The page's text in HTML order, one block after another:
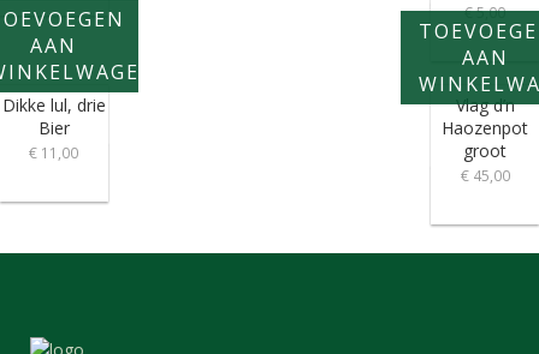
€5,00
Dikke lul, drie
Bier
€ 11,00
AAN
Vlag d’n
Haozenpot
groot
€45,00
AAN